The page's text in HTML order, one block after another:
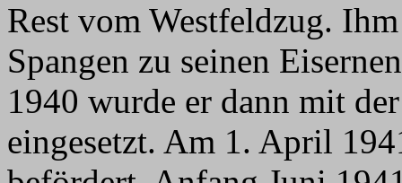
Rest vom Westfeldzug.
Spangen zu seinen
1940 wurde er dann mit
eingesetzt. Am 1. April